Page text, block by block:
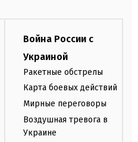
Война России с
Украиной
Ракетные обстрелы
Карта боевых действий
Мирные переговоры
Воздушная тревога в
Украине